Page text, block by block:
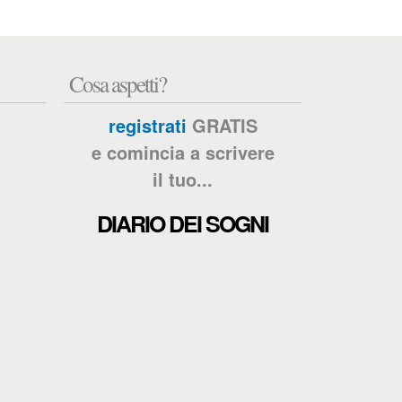
Cosa aspetti?
registrati GRATIS
e comincia a scrivere
il tuo...
DIARIO DEI SOGNI